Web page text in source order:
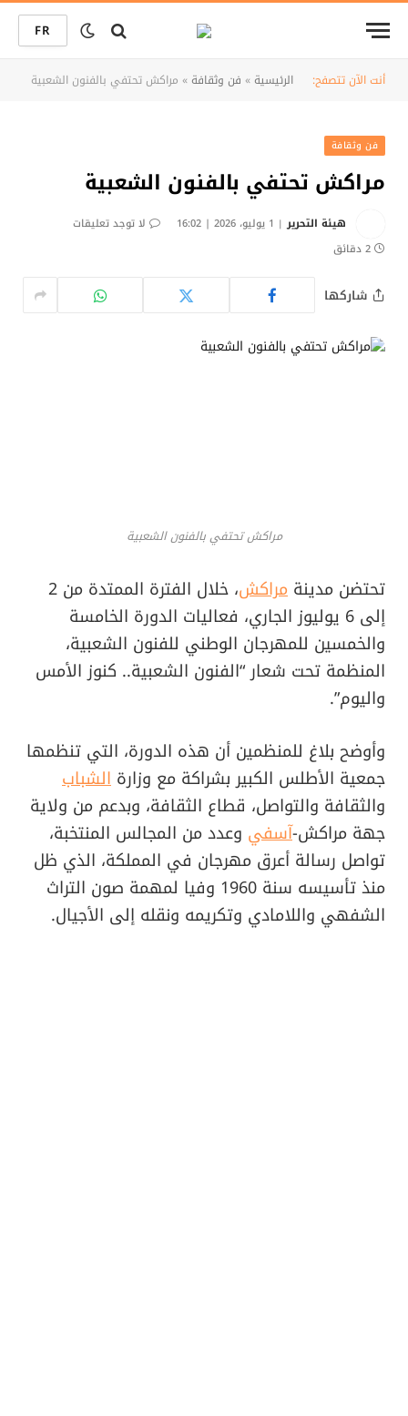
FR
أنت الآن تتصفح: الرئيسية» فن وثقافة» مراكش تحتفي بالفنون الشعبية
فن وثقافة
مراكش تحتفي بالفنون الشعبية
هيئة التحرير 1 يوليو، 2026 | 16:02
لا توجد تعليقات
2 دقائق
شاركها
مراكش تحتفي بالفنون الشعبية
تحتضن مدينة مراكش
، خلال الفترة الممتدة من 2
إلى 6 يوليوز الجاري، فعاليات الدورة الخامسة
والخمسين للمهرجان الوطني للفنون الشعبية،
المنظمة تحت شعار “الفنون الشعبية.. كنوز الأمس
واليوم”.
وأوضح بلاغ للمنظمين أن هذه الدورة، التي تنظمها
جمعية الأطلس الكبير بشراكة مع وزارة الشباب
والثقافة والتواصل، قطاع الثقافة، وبدعم من ولاية
جهة مراكش-آسفي وعدد من المجالس المنتخبة،
تواصل رسالة أعرق مهرجان في المملكة، الذي ظل
منذ تأسيسه سنة 1960 وفيا لمهمة صون التراث
الشفهي واللامادي وتكريمه ونقله إلى الأجيال.